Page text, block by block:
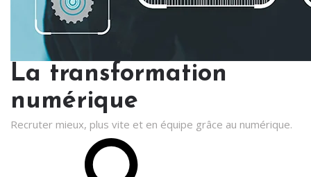
La transformation
numérique
Recruter mieux, plus vite et en équipe grâce au numérique.